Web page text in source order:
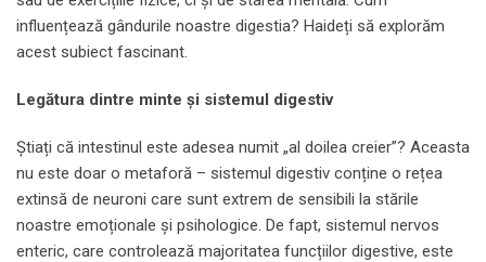
influențează gândurile noastre digestia? Haideți să explorăm
acest subiect fascinant.
Legătura dintre minte și sistemul digestiv
Știați că intestinul este adesea numit „al doilea creier”? Aceasta
nu este doar o metaforă – sistemul digestiv conține o rețea
extinsă de neuroni care sunt extrem de sensibili la stările
noastre emoționale și psihologice. De fapt, sistemul nervos
enteric, care controlează majoritatea funcțiilor digestive, este